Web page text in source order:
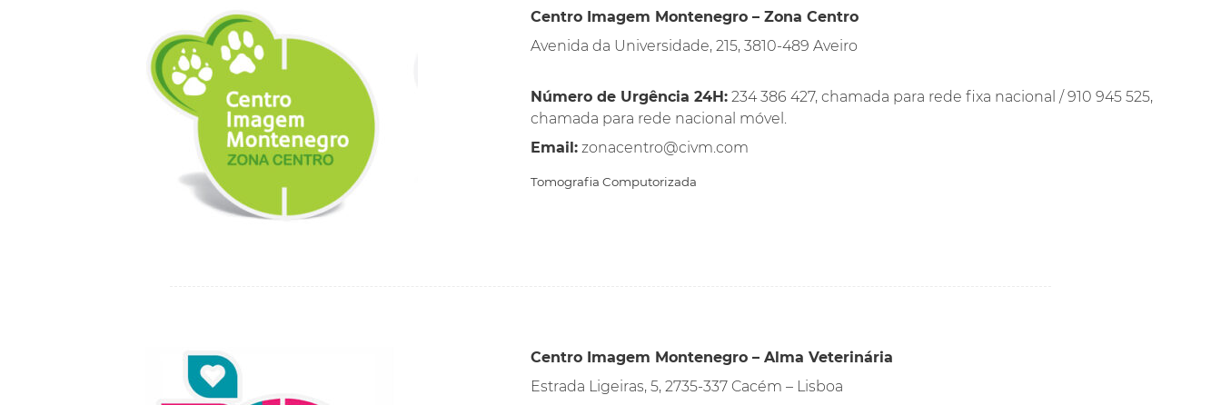
Centro Imagem Montenegro – Zona Centro
Avenida da Universidade, 215, 3810-489 Aveiro
Número de Urgência 24H:234 386 427, chamada para rede fixa nacional / 910 945 525,
chamada para rede nacional móvel.
Email:zonacentro@civm.com
Tomografia Computorizada
Centro Imagem Montenegro – Alma Veterinária
Estrada Ligeiras, 5, 2735-337 Cacém – Lisboa